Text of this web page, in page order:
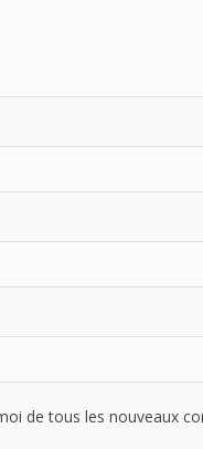
de tous les nouveaux